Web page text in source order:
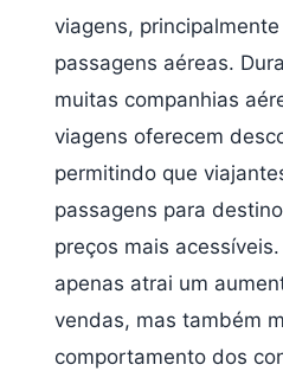
viagens,
passagens aéreas.
muitas companhias
viagens oferecem
permitindo que
passagens para
preços mais
apenas atrai um
vendas, mas também
comportamento dos